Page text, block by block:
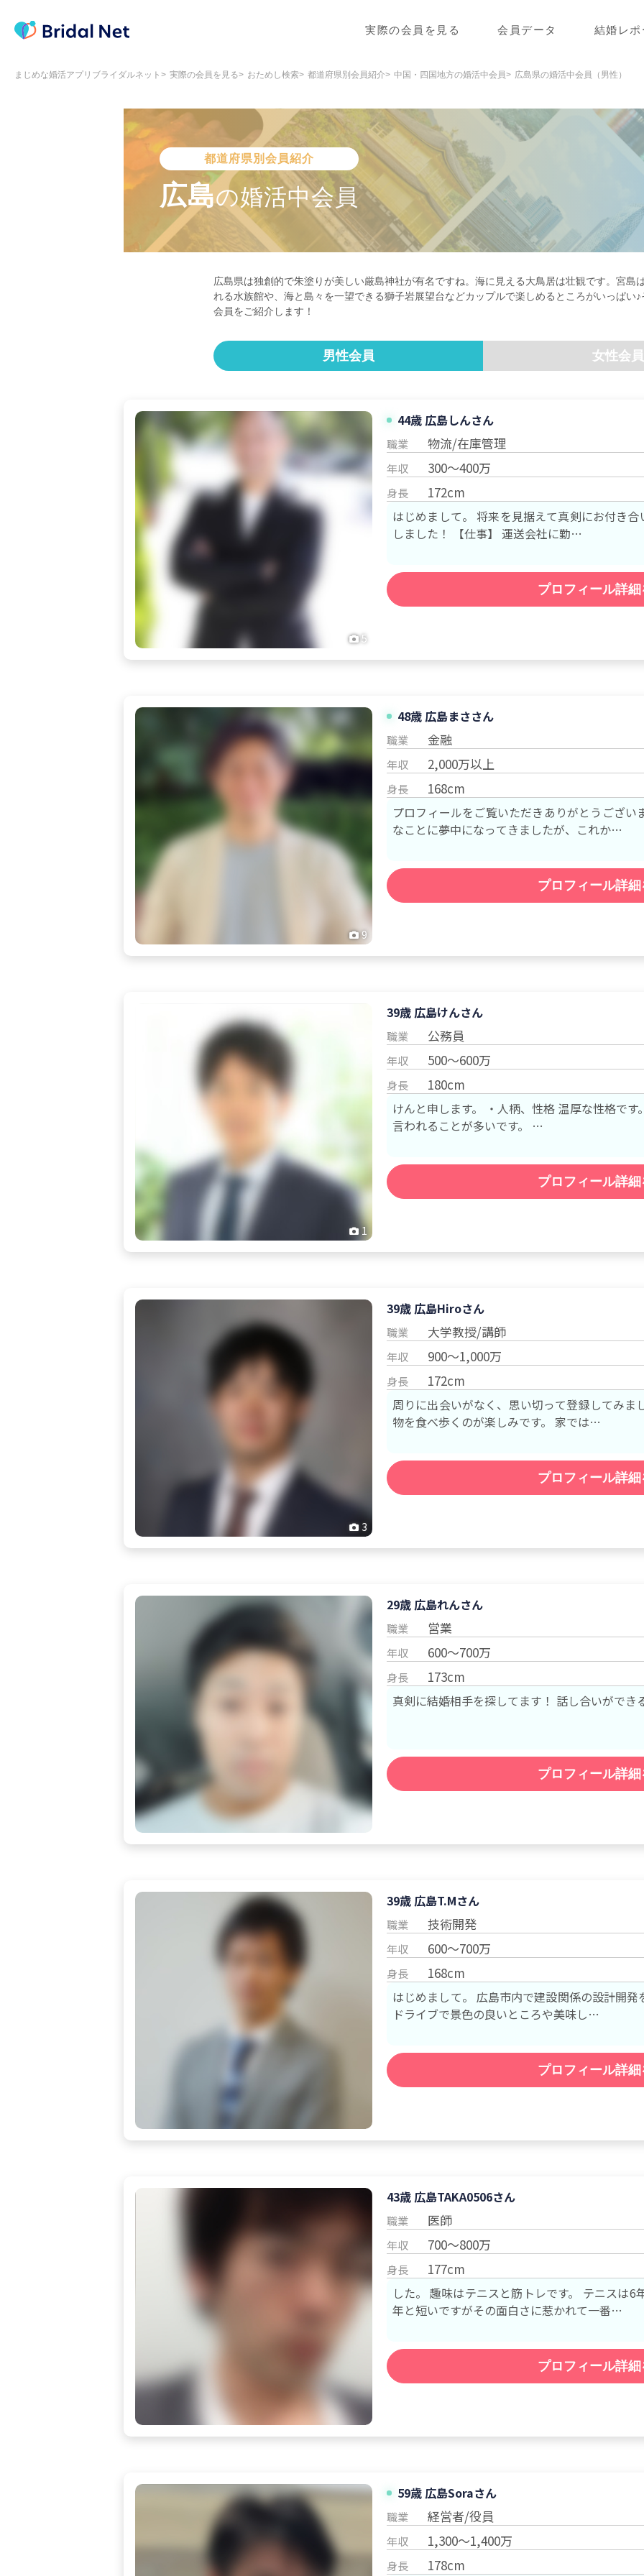
実際の会員を見る 会員データ 結婚レポ
まじめな婚活アプリブライダルネット 実際の会員を見る おためし検索 都道府県別会員紹介 中国・四国地方の婚活中会員 広島県の婚活中会員（男性）
都道府県別会員紹介
広島の婚活中会員
広島県は独創的で朱塗りが美しい厳島神社が有名ですね。海に見える大鳥居は壮観です。宮島
れる水族館や、海と島々を一望できる獅子岩展望台などカップルで楽しめるところがいっぱい
会員をご紹介します！
男性会員 女性会員
5
44歳 広島しんさん
職業 物流/在庫管理
年収 300～400万
身長 172cm
はじめまして。 将来を見据えて真剣にお付き
しました！ 【仕事】 運送会社に勤…
プロフィール詳
9
48歳 広島まささん
職業 金融
年収 2,000万以上
身長 168cm
プロフィールをご覧いただきありがとうございます。 これまでは仕事や
なことに夢中になってきましたが、これか…
プロフィール詳
1
39歳 広島けんさん
職業 公務員
年収 500～600万
身長 180cm
けんと申します。 ・人柄、性格 温厚な性格です。 周囲の方からは落ち着いていると
言われることが多いです。 …
プロフィール詳
3
39歳 広島Hiroさん
職業 大学教授/講師
年収 900～1,000万
身長 172cm
周りに出会いがなく、思い切って登録してみました。 旅行が好きで、行
物を食べ歩くのが楽しみです。 家では…
プロフィール詳
29歳 広島れんさん
職業 営業
年収 600～700万
身長 173cm
真剣に結婚相手を探してます！ 話し合いができ
プロフィール詳
39歳 広島T.Mさん
職業 技術開発
年収 600～700万
身長 168cm
はじめまして。 広島市内で建設関係の設計開発をしています
ドライブで景色の良いところや美味し…
プロフィール詳
43歳 広島TAKA0506さん
職業 医師
年収 700～800万
身長 177cm
した。 趣味はテニスと筋トレです。 テニスは6年ほどやってました。 筋トレ歴は半
年と短いですがその面白さに惹かれて一番…
プロフィール詳
59歳 広島Soraさん
職業 経営者/役員
年収 1,300～1,400万
身長 178cm